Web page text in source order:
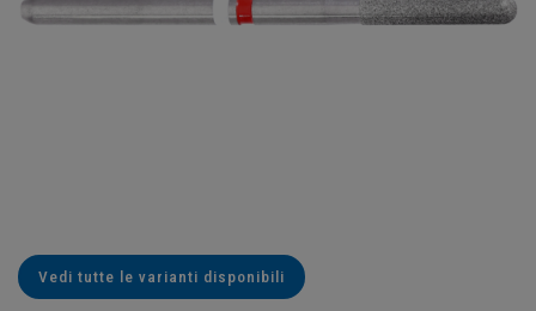
Vedi tutte le varianti disponibili